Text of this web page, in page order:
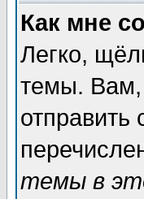
Как мне
Легко,
темы. Вам,
темы в